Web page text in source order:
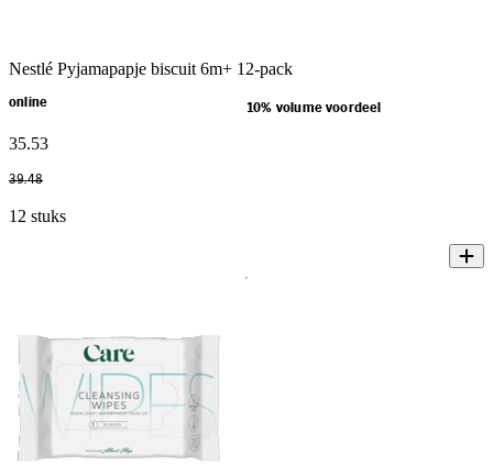
Nestlé Pyjamapapje biscuit 6m+ 12-pack
online 10% volume voordeel
35.53
39.48
12 stuks